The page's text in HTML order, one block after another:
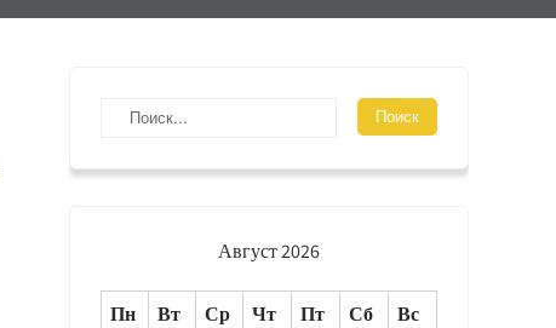
Август 2026
Пн Вт Ср Чт Пт Сб
Вс